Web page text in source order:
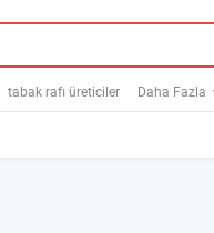
tabak rafı üreticiler Daha Fazla